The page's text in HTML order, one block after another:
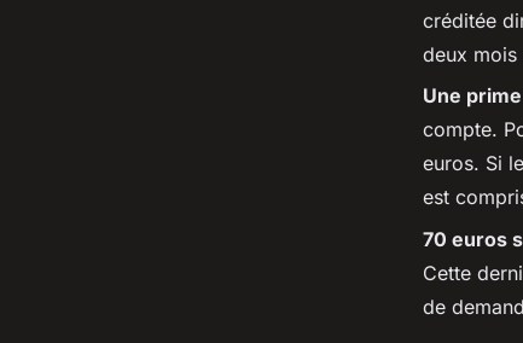
créditée
deux mois
Une
compte.
euros. Si
est
70 euros
Cette
de